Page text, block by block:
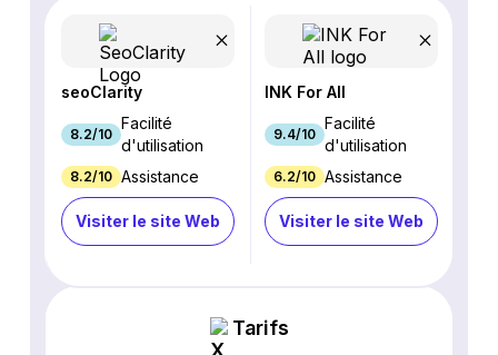
seoClarity
8.2/10
Facilité
d'utilisation
8.2/10 Assistance
Visiter le site Web
INK For All
9.4/10
Facilité
d'utilisation
6.2/10 Assistance
Visiter le site Web
Tarifs